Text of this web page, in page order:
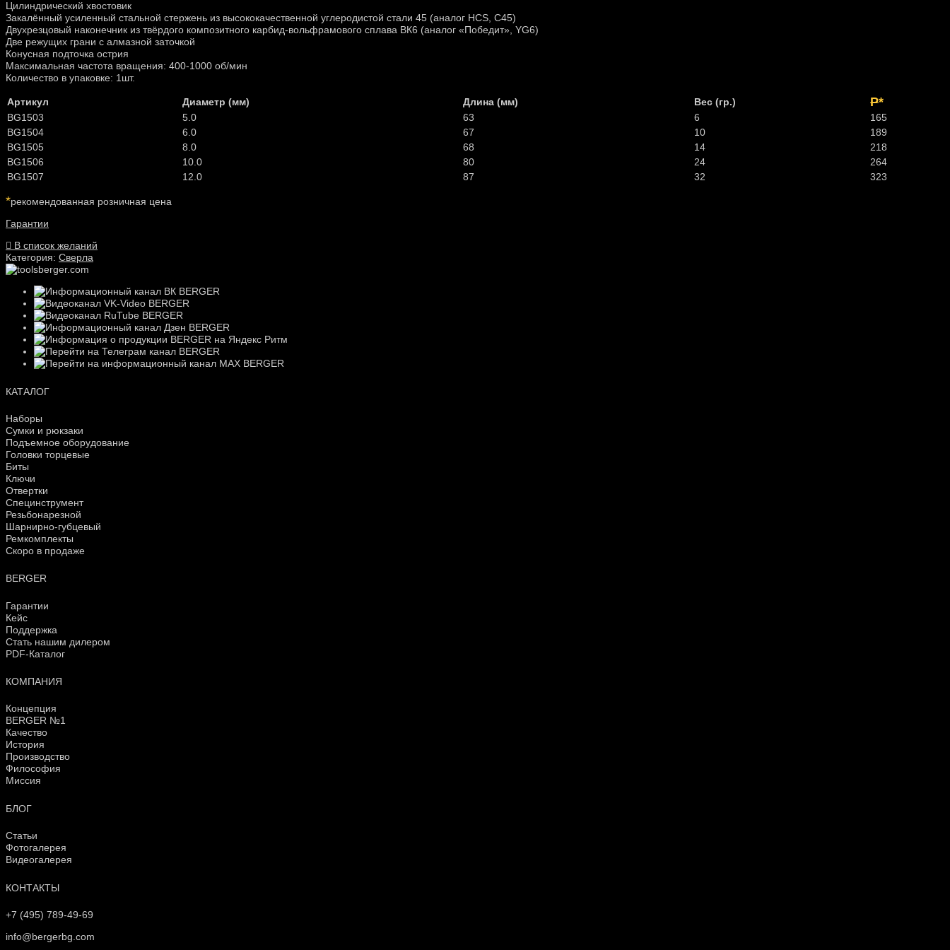
Цилиндрический хвостовик
Закалённый усиленный стальной стержень из высококачественной углеродистой стали 45 (аналог HCS, C45)
Двухрезцовый наконечник из твёрдого композитного карбид-вольфрамового сплава ВК6 (аналог «Победит», YG6)
Две режущих грани с алмазной заточкой
Конусная подточка острия
Максимальная частота вращения: 400-1000 об/мин
Количество в упаковке: 1шт.
Артикул Диаметр (мм) Длина (мм) Вес (гр.) Р*
BG1503 5.0 63 6
165
BG1504
6.0 67 10
189
BG1505
8.0 68 14
218
BG1506
10.0 80 24
264
BG1507
12.0 87 32 323
*рекомендованная розничная цена
Гарантии
В список желаний
Категория: Сверла
КАТАЛОГ
Наборы
Сумки и рюкзаки
Подъемное оборудование
Головки торцевые
Биты
Ключи
Отвертки
Специнструмент
Резьбонарезной
Шарнирно-губцевый
Ремкомплекты
Скоро в продаже
BERGER
Гарантии
Кейс
Поддержка
Стать нашим дилером
PDF-Каталог
КОМПАНИЯ
Концепция
BERGER №1
Качество
История
Производство
Философия
Миссия
БЛОГ
Статьи
Фотогалерея
Видеогалерея
КОНТАКТЫ
+7 (495) 789-49-69
info@bergerbg.com